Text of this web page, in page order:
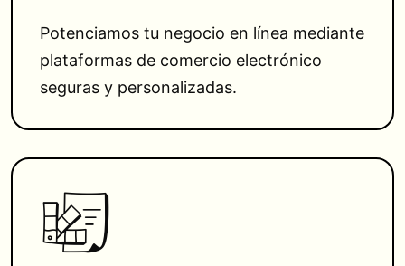
Potenciamos tu negocio en línea mediante
plataformas de comercio electrónico
seguras y personalizadas.